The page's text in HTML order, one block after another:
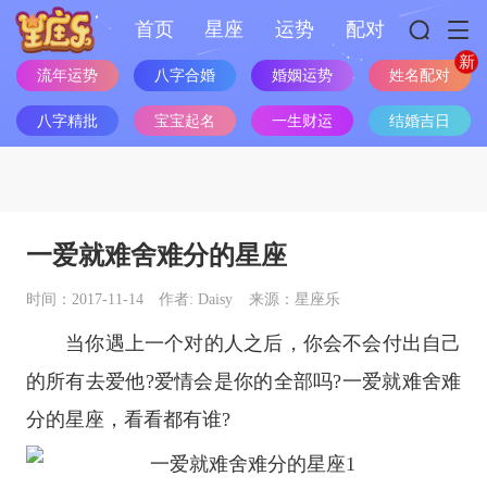
首页 星座 运势 配对
流年运势 八字合婚 婚姻运势 姓名配对
八字精批 宝宝起名 一生财运 结婚吉日
一爱就难舍难分的星座
时间：2017-11-14 作者: Daisy 来源：星座乐
当你遇上一个对的人之后，你会不会付出自己
的所有去爱他?爱情会是你的全部吗?一爱就难舍难
分的星座 ，看看都有谁?